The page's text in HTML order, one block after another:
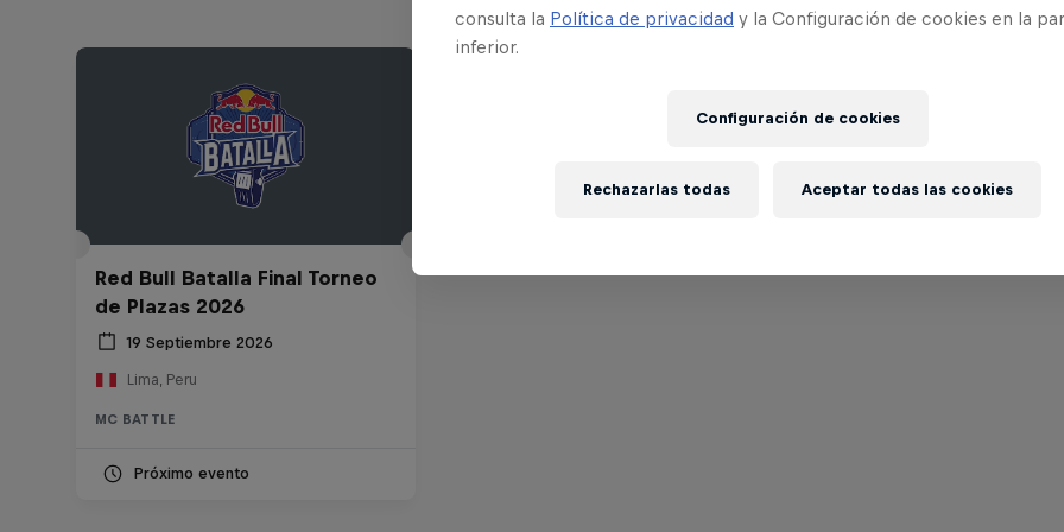
Red Bull Batalla Final Torneo
de Plazas 2026
19 Septiembre 2026
Lima, Peru
MC BATTLE
Próximo evento
consulta la Política de privacidad y la Configuración de cookies en la
inferior.
Configuración de cookies
Rechazarlas todas Aceptar todas las cookies